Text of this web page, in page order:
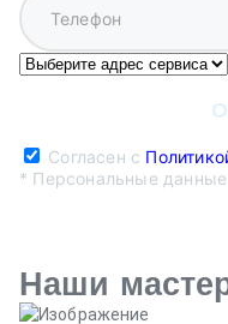
Согласен с
* Персональные
Наши